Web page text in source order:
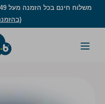
משלוח חינם בכל הזמנה מעל 249 ₪ |
חפש